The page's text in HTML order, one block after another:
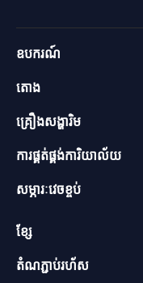
ឧបករណ៍
តោង
គ្រឿងសង្ហារិម
ការផ្គត់ផ្គង់ការិយាល័យ
សម្ភារៈវេចខ្ចប់
ខ្សែ
តំណភ្ជាប់រហ័ស